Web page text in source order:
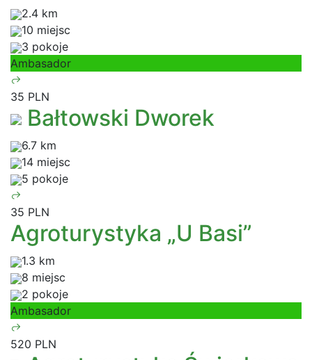
2.4 km
10 miejsc
3 pokoje
Ambasador
35 PLN
Bałtowski Dworek
6.7 km
14 miejsc
5 pokoje
35 PLN
Agroturystyka „U Basi”
1.3 km
8 miejsc
2 pokoje
Ambasador
520 PLN